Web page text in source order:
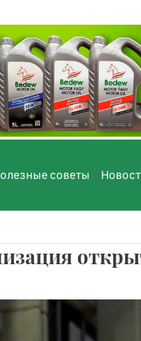
советы